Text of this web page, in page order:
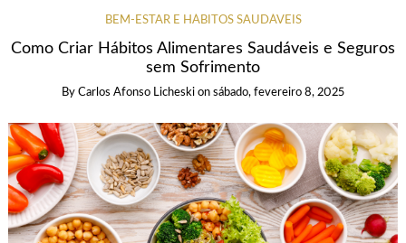
BEM-ESTAR E HÁBITOS SAUDÁVEIS
Como Criar Hábitos Alimentares Saudáveis e Seguros
sem Sofrimento
By Carlos Afonso Licheski on sábado, fevereiro 8, 2025